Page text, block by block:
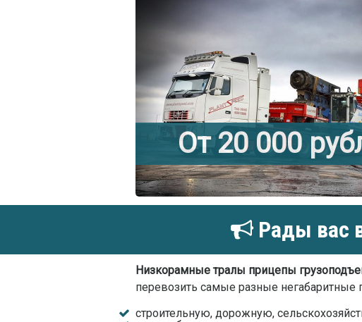
От 20 000
Рады вас
Низкорамные тралы прицепы
перевозить самые разные негабаритные
строительную, дорожную,